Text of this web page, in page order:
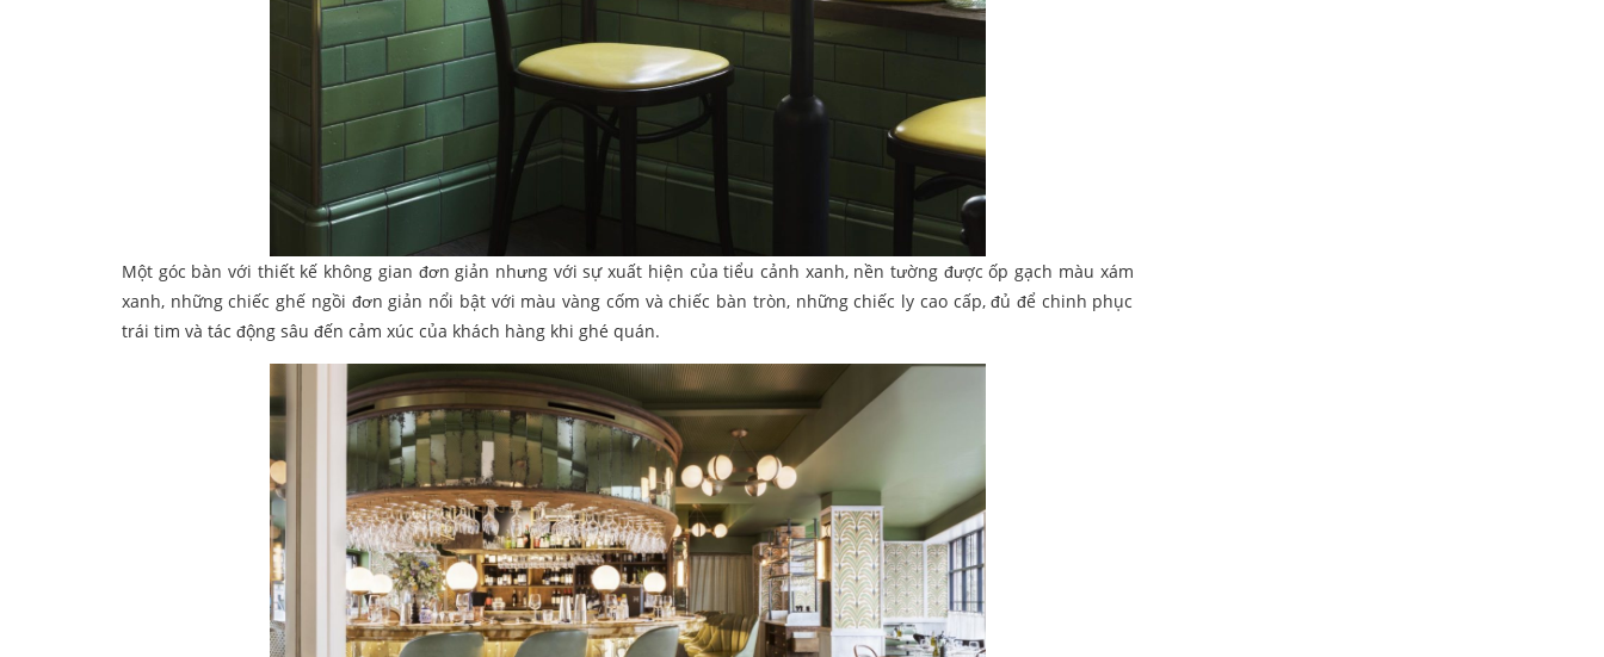
Một góc bàn với thiết kế không gian đơn giản nhưng với sự xuất hiện của tiểu cảnh xanh, nền tường được ốp gạch màu xám
xanh, những chiếc ghế ngồi đơn giản nổi bật với màu vàng cốm và chiếc bàn tròn, những chiếc ly cao cấp, đủ để chinh phục
trái tim và tác động sâu đến cảm xúc của khách hàng khi ghé quán.